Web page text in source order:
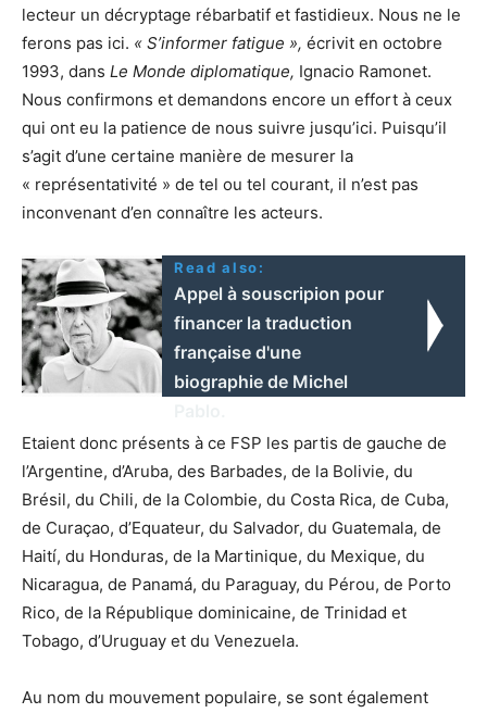
lecteur un décryptage rébarbatif et fastidieux. Nous ne le
ferons pas ici. « S’informer fatigue », écrivit en octobre
1993, dans Le Monde diplomatique, Ignacio Ramonet.
Nous confirmons et demandons encore un effort à ceux
qui ont eu la patience de nous suivre jusqu’ici. Puisqu’il
s’agit d’une certaine manière de mesurer la
« représentativité » de tel ou tel courant, il n’est pas
inconvenant d’en connaître les acteurs.
Read also:
Appel à souscripion pour
financer la traduction
française d'une
biographie de Michel
Etaient donc présents à ce FSP les partis de gauche de
l’Argentine, d’Aruba, des Barbades, de la Bolivie, du
Brésil, du Chili, de la Colombie, du Costa Rica, de Cuba,
de Curaçao, d’Equateur, du Salvador, du Guatemala, de
Haití, du Honduras, de la Martinique, du Mexique, du
Nicaragua, de Panamá, du Paraguay, du Pérou, de Porto
Rico, de la République dominicaine, de Trinidad et
Tobago, d’Uruguay et du Venezuela.
Au nom du mouvement populaire, se sont également